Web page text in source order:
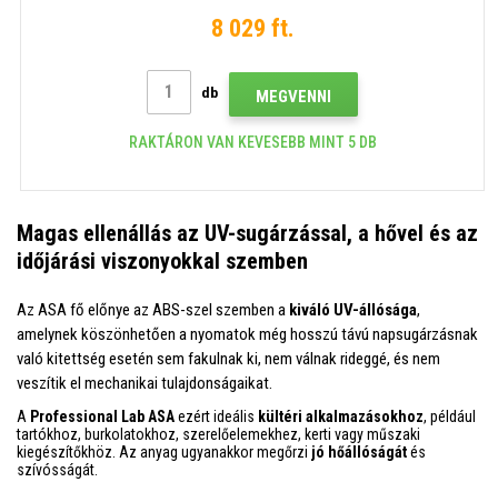
8 029 ft.
db MEGVENNI
RAKTÁRON VAN KEVESEBB MINT 5 DB
Magas ellenállás az UV-sugárzással, a hővel és az
időjárási viszonyokkal szemben
Az ASA fő előnye az ABS-szel szemben a kiváló UV-állósága,
amelynek köszönhetően a nyomatok még hosszú távú napsugárzásnak
való kitettség esetén sem fakulnak ki, nem válnak rideggé, és nem
veszítik el mechanikai tulajdonságaikat.
A Professional Lab ASAezért ideális kültéri alkalmazásokhoz, például
tartókhoz, burkolatokhoz, szerelőelemekhez, kerti vagy műszaki
kiegészítőkhöz. Az anyag ugyanakkor megőrzi jó hőállóságátés
szívósságát.